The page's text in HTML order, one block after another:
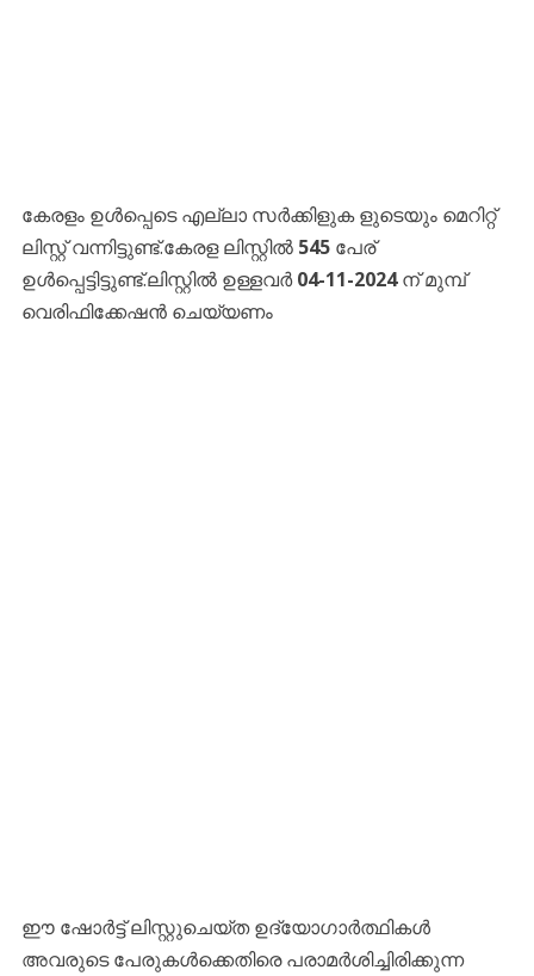
കേരളം ഉൾപ്പെടെ എല്ലാ സർക്കിളുക ളുടെയും മെറിറ്റ്
ലിസ്റ്റ് വന്നിട്ടുണ്ട്.കേരള ലിസ്റ്റിൽ 545പേര്
ഉൾപ്പെട്ടിട്ടുണ്ട്.ലിസ്റ്റിൽ ഉള്ളവർ04-11-2024ന് മുമ്പ്
വെരിഫിക്കേഷൻ ചെയ്യണം
ഈ ഷോർട്ട് ലിസ്റ്റുചെയ്ത ഉദ്യോഗാർത്ഥികൾ
അവരുടെ പേരുകൾക്കെതിരെ പരാമർശിച്ചിരിക്കുന്ന